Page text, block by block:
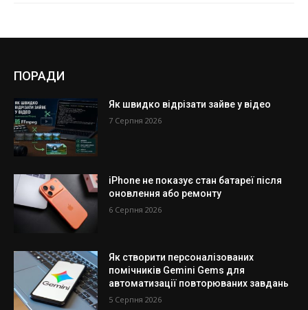
ПОРАДИ
Як швидко відрізати зайве у відео
7 Серпня 2026
iPhone не показує стан батареї після
оновлення або ремонту
6 Серпня 2026
Як створити персоналізованих
помічників Gemini Gems для
автоматизації повторюваних завдань
5 Серпня 2026